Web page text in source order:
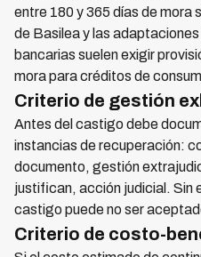
entre 180 y 365 días de mora
de Basilea y las
bancarias suelen exigir
mora para créditos de
Criterio de gestión
Antes del castigo debe
instancias de recuperación:
documento, gestión
justifican, acción judicial. Sin
castigo puede no ser
Criterio de costo-